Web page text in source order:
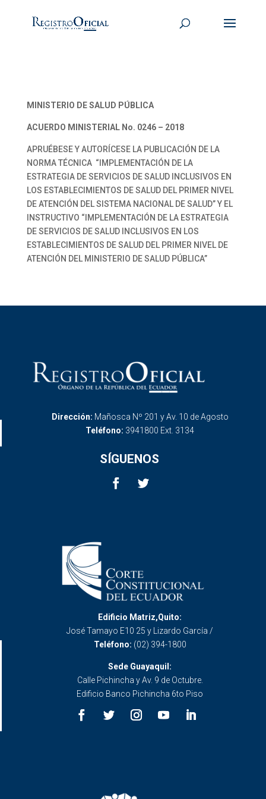
MINISTERIO DE SALUD PÚBLICA
ACUERDO MINISTERIAL No. 0246 – 2018
APRUÉBESE Y AUTORÍCESE LA PUBLICACIÓN DE LA
NORMA TÉCNICA “IMPLEMENTACIÓN DE LA
ESTRATEGIA DE SERVICIOS DE SALUD INCLUSIVOS EN
LOS ESTABLECIMIENTOS DE SALUD DEL PRIMER NIVEL
DE ATENCIÓN DEL SISTEMA NACIONAL DE SALUD” Y EL
INSTRUCTIVO “IMPLEMENTACIÓN DE LA ESTRATEGIA
DE SERVICIOS DE SALUD INCLUSIVOS EN LOS
ESTABLECIMIENTOS DE SALUD DEL PRIMER NIVEL DE
ATENCIÓN DEL MINISTERIO DE SALUD PÚBLICA”
Dirección: Mañosca Nº 201 y Av. 10 de Agosto
Teléfono: 3941800 Ext. 3134
SÍGUENOS
Edificio Matriz,Quito:
José Tamayo E10 25 y Lizardo García /
Teléfono: (02) 394-1800
Sede Guayaquil:
Calle Pichincha y Av. 9 de Octubre.
Edificio Banco Pichincha 6to Piso